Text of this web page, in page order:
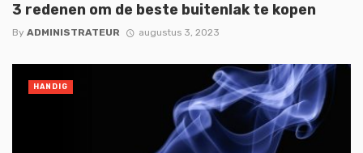
3 redenen om de beste buitenlak te kopen
By ADMINISTRATEUR augustus 3, 2023
HANDIG